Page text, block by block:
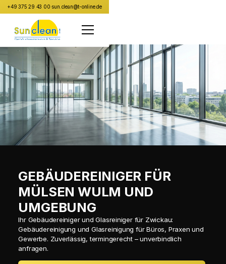
+49 375 29 43 00·sun.clean@t-online.de
GEBÄUDEREINIGER FÜR
MÜLSEN WULM UND
UMGEBUNG
Ihr Gebäudereiniger und Glasreiniger für Zwickau:
Gebäudereinigung und Glasreinigung für Büros, Praxen und
Gewerbe. Zuverlässig, termingerecht – unverbindlich
anfragen.